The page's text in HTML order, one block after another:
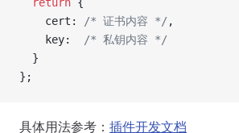
    cert:
/* 证书内容 */ ,
    key:
/* 私钥内容 */
  }
};
具体用法参考： 插件开发文档